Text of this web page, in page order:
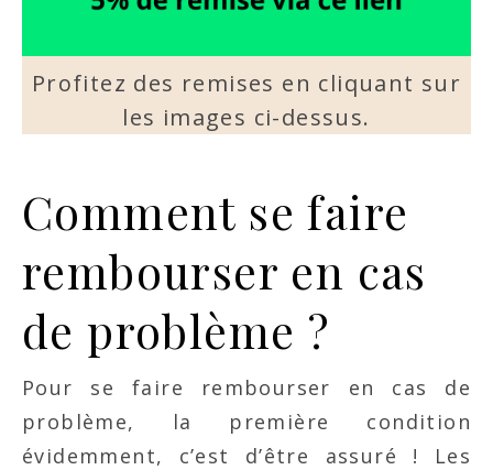
Profitez des remises en cliquant sur
les images ci-dessus.
Comment se faire
rembourser en cas
de problème ?
Pour se faire rembourser en cas de
problème, la première condition
évidemment, c’est d’être assuré ! Les